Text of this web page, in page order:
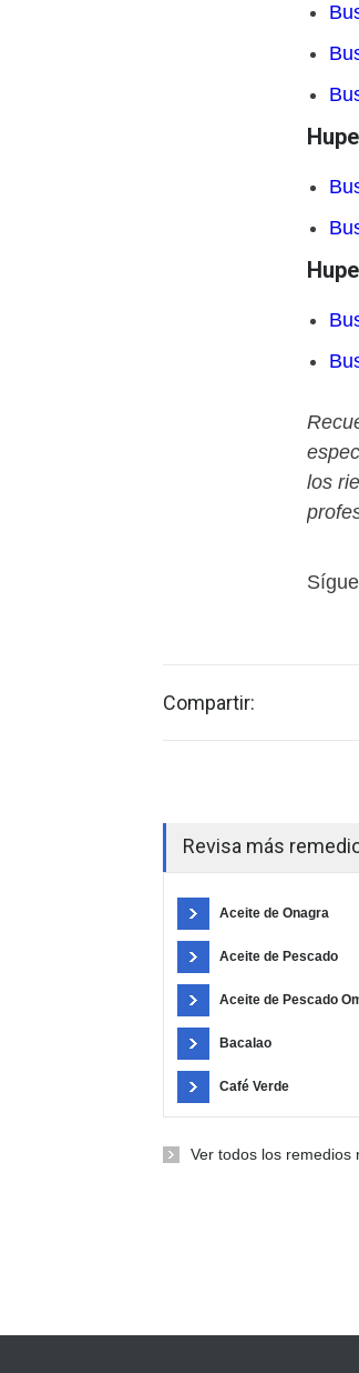
los
Compartir:
Revisa más
Aceite de Onagra
Aceite de Pescado
Aceite de Pescado
Bacalao
Café Verde
Ver todos los remedios